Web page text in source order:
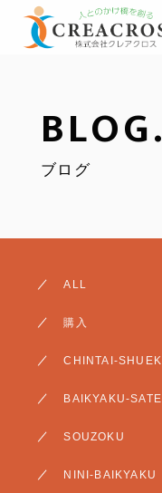
BLOG.
ブログ
ALL
購入
CHINTAI-SHUEKI
BAIKYAKU-SATEI
SOUZOKU
NINI-BAIKYAKU